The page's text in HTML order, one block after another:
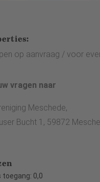
op aanvraag / voor
vragen naar
Meschede,
Bucht 1, 59872
toegang: 0,0